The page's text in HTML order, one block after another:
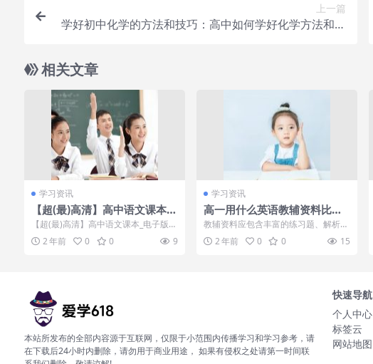
上一篇
学好初中化学的方法和技巧：高中如何学好化学方法和技
相关文章
学习资讯
【超(最)高清】高中语文课本_
电子版（部编版）
【超(最)高清】高中语文课本_电子版
（部编版） 「免费」超高清 高中...
2 年前 0 0 9
学习资讯
高一用什么英语教辅资料比较
好 哪些值得买
教辅资料应包含丰富的练习题、解析和
应试技巧，能够帮助学生提升解题能力
和应试水平。...
2 年前 0 0 15
本站所发布的全部内容源于互联网，仅限于小范围内传播学习和学习参考，请
在下载后24小时内删除，请勿用于商业用途， 如果有侵权之处请第一时间联
快速导航
个人中心
标签云
网站地图